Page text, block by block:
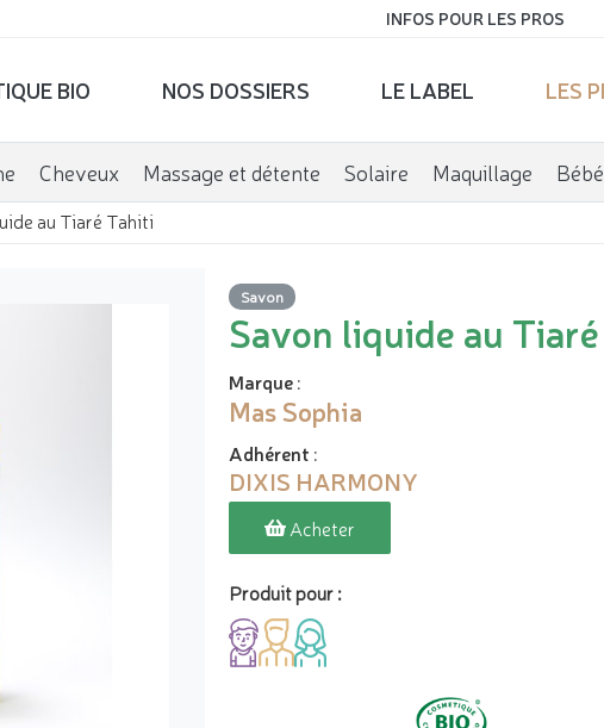
INFOS POUR LES PROS
BIO NOS DOSSIERS LE LABEL LES
Cheveux Massage et détente Solaire Maquillage Bébé
au Tiaré Tahiti
Savon
Savon liquide au
Marque:
Mas Sophia
Adhérent :
DIXIS HARMONY
Acheter
Produit pour :